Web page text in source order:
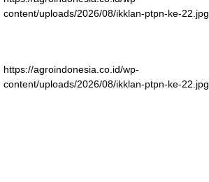
content/uploads/2026/08/ikklan-ptpn-ke-22.jpg
https://agroindonesia.co.id/wp-
content/uploads/2026/08/ikklan-ptpn-ke-22.jpg